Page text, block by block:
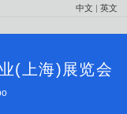
中文 |英文
(上海)展览会